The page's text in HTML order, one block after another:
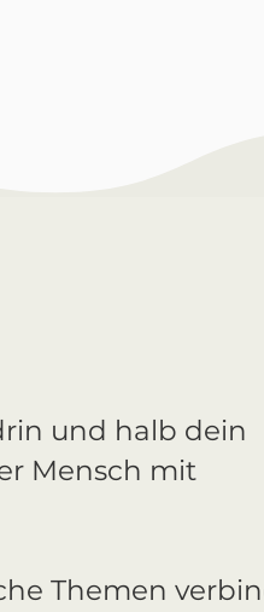
und halb dein
Mensch mit
Themen